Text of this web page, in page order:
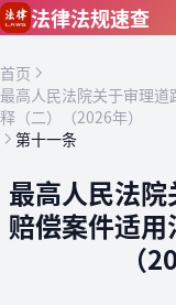
跳到主要内容
法律法规速查
首页
最高人民法院关于审理
释（二）（2026年）
第十一条
最高人民法
赔偿案件适用
（